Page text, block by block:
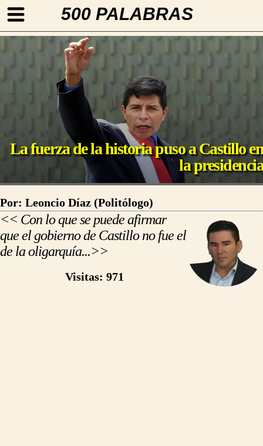
500 PALABRAS
La fuerza de la historia puso a Castillo
la
Por: Leoncio Díaz (Politólogo)
<< Con lo que se puede afirmar
que el gobierno de Castillo no fue el
de la oligarquía...>>
Visitas: 971